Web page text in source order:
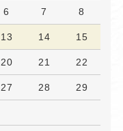
6 7 8
13 14 15
20 21 22
27 28 29